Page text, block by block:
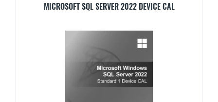
MICROSOFT SQL SERVER 2022 DEVICE CAL